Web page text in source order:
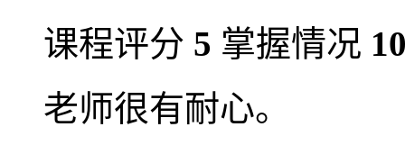
课程评分 5 掌握情况
老师很有耐心。